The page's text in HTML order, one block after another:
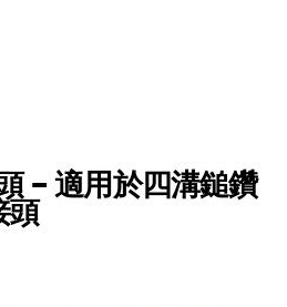
– 適用於四溝鎚鑽
頭